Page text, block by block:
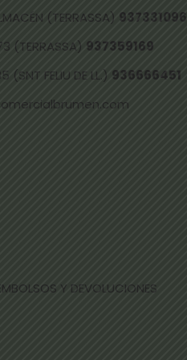
(TERRASSA) 937331096
(TERRASSA) 937359169
(SNT FELIU DE LL.) 936666451
Y DEVOLUCIONES